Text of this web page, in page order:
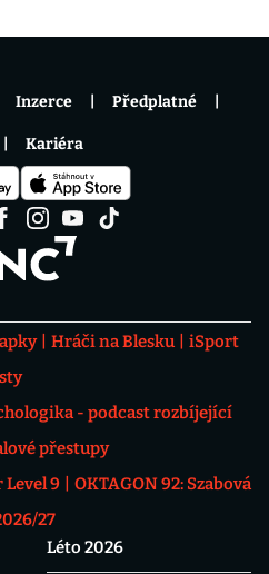
Hráči na Blesku
iSport
- podcast rozbíjející
přestupy
9
OKTAGON 92: Szabová
27
Léto 2026
Inzerce Předplatné
Kariéra